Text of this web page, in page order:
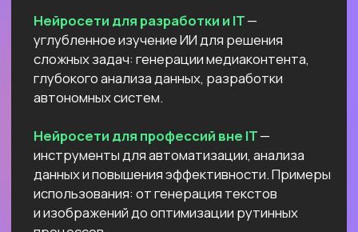
глубокого анализа данных, разработки
автономных систем.
Нейросети для профессий вне IT—
инструменты для автоматизации, анализа
данных и повышения эффективности.
рутинных процессов.
Старт в нейросетях
Нейросети для разработки и IT